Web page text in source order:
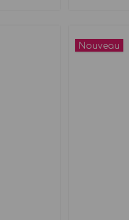
Nouveau